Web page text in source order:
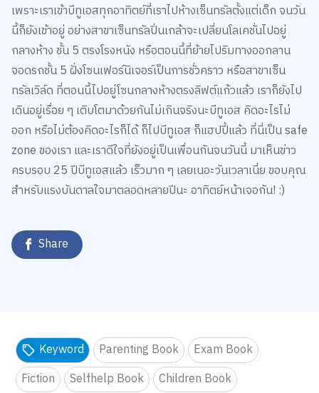
เพราะเราเข้าบีทูเอสทุกอาทิตย์ที่เราไปห้างเซ็นทรัลตั้งแต่เด็ก จนวัน
นี้ก็ยังเข้าอยู่ อย่างสาขาเซ็นทรัลปิ่นเกล้าจะเปลี่ยนโลเคชั่นไปอยู่
กลางห้าง ชั้น 5 ตรงโรงหนัง หรือตอนนี้ที่ย้ายไปริมทางออกลาน
จอดรถชั้น 5 ฝั่งโซนเฟอร์นิเจอร์เป็นการชั่วคราว หรือสาขาเซ็น
ทรัลเวิล์ด ที่ตอนนี้ไปอยู่โซนกลางห้างตรงลิฟต์แก้วแล้ว เราก็ยังไป
เดินอยู่เรื่อย ๆ เติบโตมาด้วยกันไม่เกินจริงนะบีทูเอส คิดอะไรไม่
ออก หรือไม่ต้องคิดอะไรก็ได้ ก็ไปบีทูเอส ก็แฮปปี้แล้ว ที่นี่เป็น safe
zone ของเรา และเราดีใจที่ยังอยู่เป็นเพื่อนกันจนวันนี้ มาเห็นข่าว
ครบรอบ 25 ปีบีทูเอสแล้ว เร็วมาก ๆ เลยเนอะวันเวลาเนี่ย ขอบคุณ
สำหรับแรงบันดาลใจมาตลอดหลายปีนะ อาทิตย์หน้าเจอกัน! :)
Share
Keyword Parenting Book
Exam Book
Fiction
Selfhelp Book
Children Book